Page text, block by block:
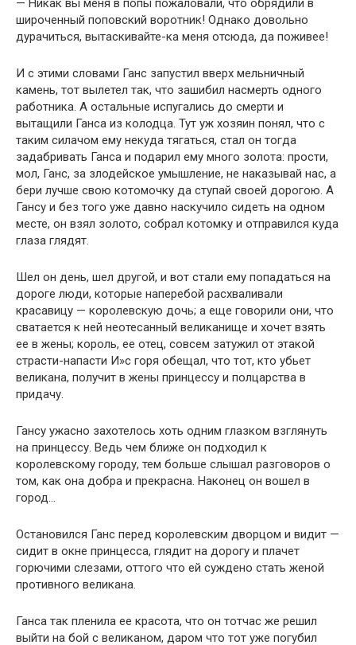
— Никак вы меня в попы пожаловали, что обрядили в
широченный поповский воротник! Однако довольно
дурачиться, вытаскивайте-ка меня отсюда, да поживее!
И с этими словами Ганс запустил вверх мельничный
камень, тот вылетел так, что зашибил насмерть одного
работника. А остальные испугались до смерти и
вытащили Ганса из колодца. Тут уж хозяин понял, что с
таким силачом ему некуда тягаться, стал он тогда
задабривать Ганса и подарил ему много золота: прости,
мол, Ганс, за злодейское умышление, не наказывай нас, а
бери лучше свою котомочку да ступай своей дорогою. А
Гансу и без того уже давно наскучило сидеть на одном
месте, он взял золото, собрал котомку и отправился куда
глаза глядят.
Шел он день, шел другой, и вот стали ему попадаться на
дороге люди, которые наперебой расхваливали
красавицу — королевскую дочь; а еще говорили они, что
сватается к ней неотесанный великанище и хочет взять
ее в жены; король, ее отец, совсем затужил от этакой
страсти-напасти И»с горя обещал, что тот, кто убьет
великана, получит в жены принцессу и полцарства в
придачу.
Гансу ужасно захотелось хоть одним глазком взглянуть
на принцессу. Ведь чем ближе он подходил к
королевскому городу, тем больше слышал разговоров о
том, как она добра и прекрасна. Наконец он вошел в
город…
Остановился Ганс перед королевским дворцом и видит —
сидит в окне принцесса, глядит на дорогу и плачет
горючими слезами, оттого что ей суждено стать женой
противного великана.
Ганса так пленила ее красота, что он тотчас же решил
выйти на бой с великаном, даром что тот уже погубил